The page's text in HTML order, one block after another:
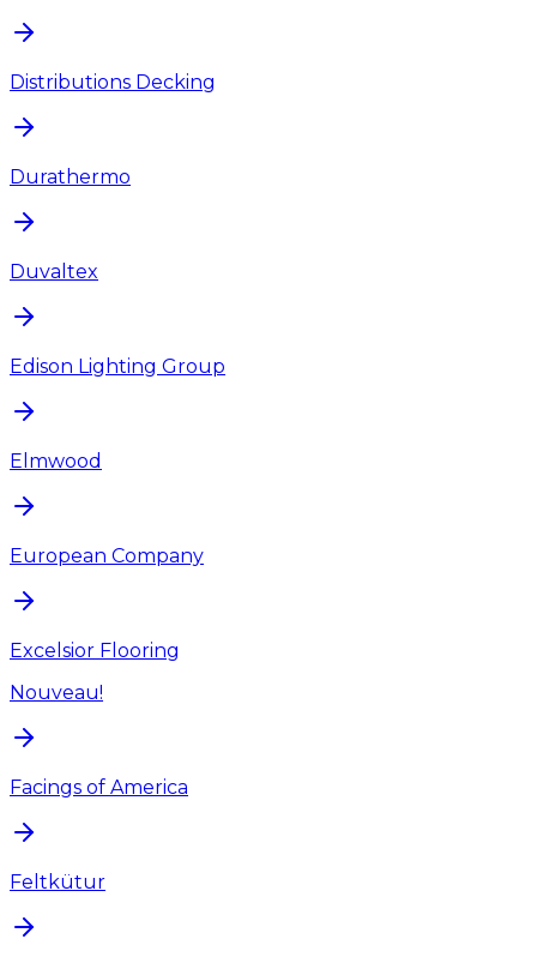
Distributions Decking
Durathermo
Duvaltex
Edison Lighting Group
Elmwood
European Company
Excelsior Flooring
Nouveau!
Facings of America
Feltkütur